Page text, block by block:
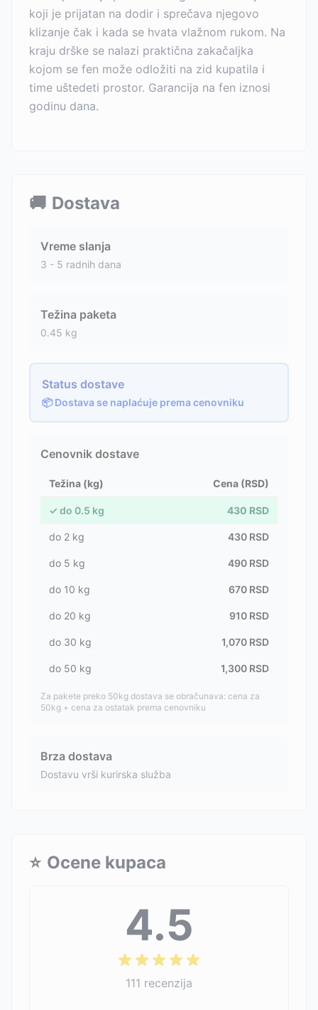
koji je prijatan na dodir i sprečava njegovo
klizanje čak i kada se hvata vlažnom rukom. Na
kraju drške se nalazi praktična zakačaljka
kojom se fen može odložiti na zid kupatila i
time uštedeti prostor. Garancija na fen iznosi
godinu dana.
🚚 Dostava
Vreme slanja
3 - 5 radnih dana
Težina paketa
0.45 kg
Status dostave
📦 Dostava se naplaćuje prema cenovniku
Cenovnik dostave
Težina (kg) Cena (RSD)
✓ do 0.5 kg 430 RSD
do 2 kg 430 RSD
do 5 kg 490 RSD
do 10 kg 670 RSD
do 20 kg 910 RSD
do 30 kg 1,070 RSD
do 50 kg 1,300 RSD
Za pakete preko 50kg dostava se obračunava: cena za
50kg + cena za ostatak prema cenovniku
Brza dostava
Dostavu vrši kurirska služba
⭐ Ocene kupaca
4.5
111 recenzija